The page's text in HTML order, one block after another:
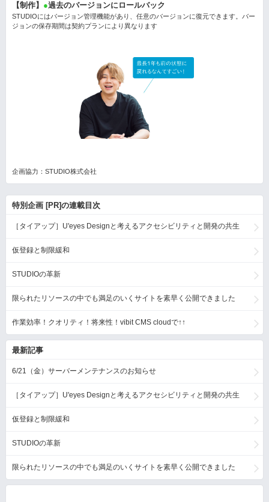
【制作】 ●過去のバージョンにロールバック
STUDIOにはバージョン管理機能があり、任意のバージョンに復元できます。バー
ジョンの保存期間は契約プランにより異なります
企画協力：STUDIO株式会社
特別企画 [PR]の連載目次
［タイアップ］U'eyes Designと考えるアクセシビリティと開発の共生
仮登録と制限緩和
STUDIOの革新
限られたリソースの中でも満足のいくサイトを素早く公開できました
作業効率！クオリティ！将来性！vibit CMS cloudで↑↑
最新記事
6/21（金）サーバーメンテナンスのお知らせ
［タイアップ］U'eyes Designと考えるアクセシビリティと開発の共生
仮登録と制限緩和
STUDIOの革新
限られたリソースの中でも満足のいくサイトを素早く公開できました